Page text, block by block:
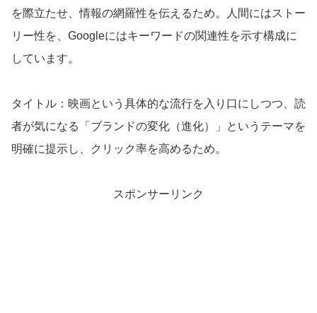
を際立たせ、情報の網羅性を伝えるため。人間にはストー
リー性を、Googleにはキーワードの関連性を示す構成に
しています。
タイトル：映画という具体的な流行を入り口にしつつ、読
者が気になる「ブランドの変化（進化）」というテーマを
明確に提示し、クリック率を高めるため。
スポンサーリンク